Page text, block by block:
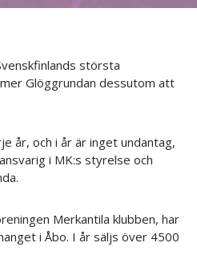
största
Glöggrundan dessutom att
år, och i år är inget undantag,
i MK:s styrelse och
Merkantila klubben, har
i Åbo. I år säljs över 4500